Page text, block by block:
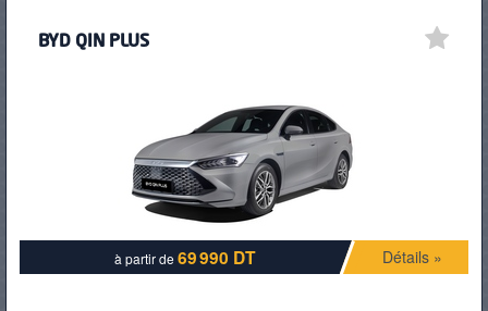
BYD QIN PLUS
à partir de69 990 DT Détails »